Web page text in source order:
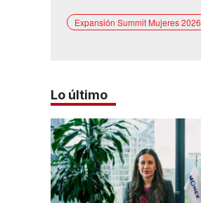
Expansión Summit Mujeres 2026
Lo último